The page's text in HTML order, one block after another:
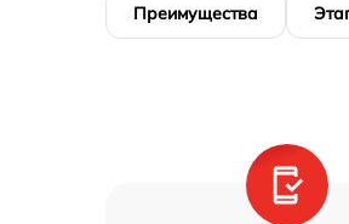
Преимущества